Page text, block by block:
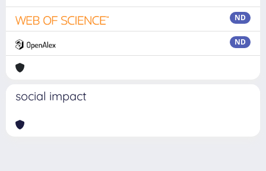
ND
ND
social impact